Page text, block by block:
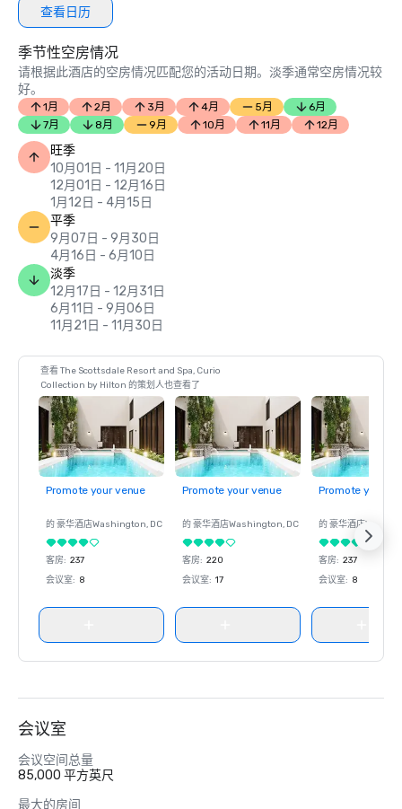
查看日历
季节性空房情况
请根据此酒店的空房情况匹配您的活动日期。淡季通常空房情况较
好。
1月 2月 3月 4月 5月
6月
7月
8月 9月 10月 11月 12月
旺季
10月01日 - 11月20日
12月01日 - 12月16日
1月12日 - 4月15日
平季
9月07日 - 9月30日
4月16日 - 6月10日
淡季
12月17日 - 12月31日
6月11日 - 9月06日
11月21日 - 11月30日
查看 The Scottsdale Resort and Spa, Curio
Collection by Hilton 的策划人也查看了
Promote your venue
的 豪华酒店Washington, DC
客房: 237
会议室: 8
Promote your venue
的 豪华酒店Washington, DC
客房: 220
会议室: 17
Promote your
的 豪华酒店
客房: 237
会议室: 8
会议室
会议空间总量
85,000 平方英尺
最大的房间